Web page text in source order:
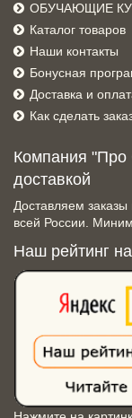
ОБУЧАЮЩИЕ
Каталог товаров
Наши контакты
Бонусная
Доставка и
Как сделать
Компания
доставкой
Доставляем заказы
всей России.
Наш рейтинг